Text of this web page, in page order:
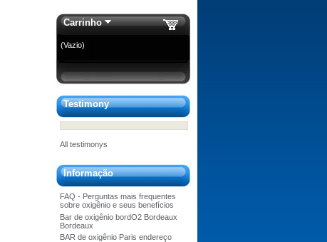
Carrinho
(Vazio)
Testimony
All testimonys
Informação
FAQ - Perguntas mais frequentes
sobre oxigênio e seus benefícios
Bar de oxigênio bordO2 Bordeaux
Bordeaux
BAR de oxigênio Paris endereço